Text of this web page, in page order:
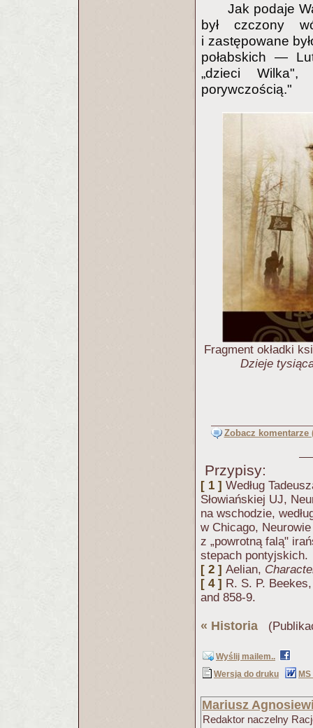
Jak podaje
był czczony
i zastępowane
połabskich —
„dzieci
porywczością."
Fragment okładki
Dzieje
Zobacz komentarze
Przypisy:
[ 1 ] Według
Słowiańskiej UJ,
na wschodzie,
w Chicago,
z „powrotną falą"
stepach pontyjskich.
[ 2 ] Aelian,
[ 4 ] R. S. P.
and 858-9.
« Historia
Wyślij mailem..
Wersja do druku
MS
Mariusz
Redaktor naczelny